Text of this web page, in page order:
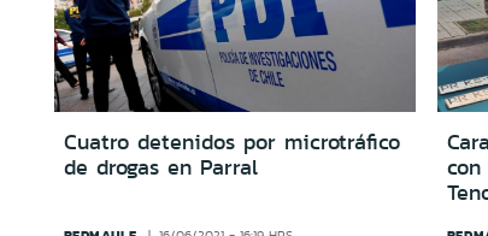
Cuatro detenidos por microtráfico
de drogas en Parral